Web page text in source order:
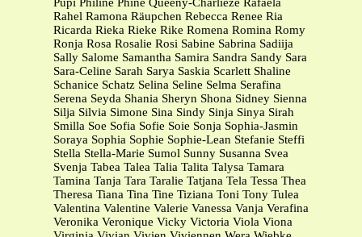
Püpi Philine Phine Queeny-Charlieze Rafaela
Rahel Ramona Räupchen Rebecca Renee Ria
Ricarda Rieka Rieke Rike Romena Romina Romy
Ronja Rosa Rosalie Rosi Sabine Sabrina Sadiija
Sally Salome Samantha Samira Sandra Sandy Sara
Sara-Celine Sarah Sarya Saskia Scarlett Shaline
Schanice Schatz Selina Seline Selma Serafina
Serena Seyda Shania Sheryn Shona Sidney Sienna
Silja Silvia Simone Sina Sindy Sinja Sinya Sirah
Smilla Soe Sofia Sofie Soie Sonja Sophia-Jasmin
Soraya Sophia Sophie Sophie-Lean Stefanie Steffi
Stella Stella-Marie Sumol Sunny Susanna Svea
Svenja Tabea Talea Talia Talita Talysa Tamara
Tamina Tanja Tara Taralie Tatjana Tela Tessa Thea
Theresa Tiana Tina Tine Tiziana Toni Tony Tulea
Valentina Valentine Valerie Vanessa Vanja Verafina
Veronika Veronique Vicky Victoria Viola Viona